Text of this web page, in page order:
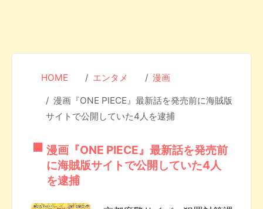
HOME エンタメ 漫画
漫画『ONE PIECE』最新話を発売前に海賊版
サイトで公開していた4人を逮捕
漫画『ONE PIECE』最新話を発売前
に海賊版サイトで公開していた4人
を逮捕